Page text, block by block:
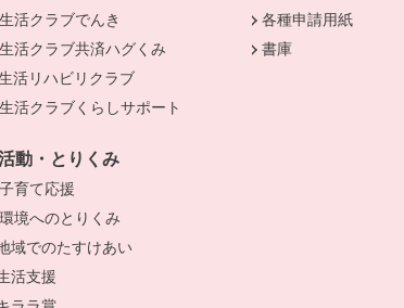
きます。
生活クラブでんき
別のウィンドウで開きます。
生活クラブ共済ハグくみ 別のウィンドウで開きます。
活リハビリクラブ
生活クラブくらしサポート
動・とりくみ
子育て応援
環境へのとりくみ
域でのたすけあい
活支援
各種申請用紙
書庫